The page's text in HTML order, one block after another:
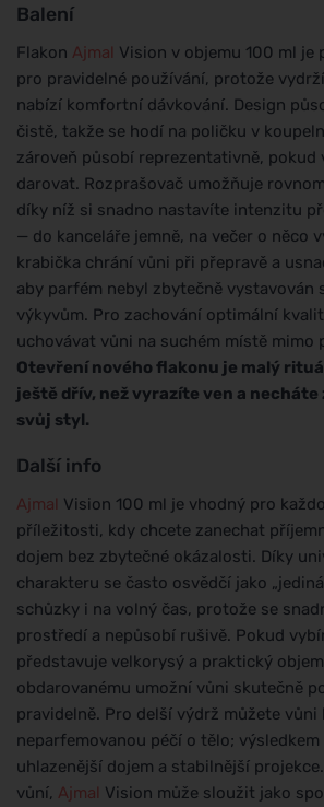
Balení
Flakon Ajmal Vision v objemu 100 ml je
pro pravidelné používání, protože
nabízí komfortní dávkování. Design
čistě, takže se hodí na poličku v
zároveň působí reprezentativně, pokud
darovat. Rozprašovač umožňuje
díky níž si snadno nastavíte intenzitu
— do kanceláře jemně, na večer o něco
krabička chrání vůni při přepravě a
aby parfém nebyl zbytečně vystavován
výkyvům. Pro zachování optimální
uchovávat vůni na suchém místě mimo
Otevření nového flakonu je malý
ještě dřív, než vyrazíte ven a necháte
svůj styl.
Další info
Ajmal Vision 100 ml je vhodný pro
příležitosti, kdy chcete zanechat
dojem bez zbytečné okázalosti. Díky
charakteru se často osvědčí jako
schůzky i na volný čas, protože se
prostředí a nepůsobí rušivě. Pokud
představuje velkorysý a praktický
obdarovanému umožní vůni skutečně
pravidelně. Pro delší výdrž můžete vůni
neparfemovanou péčí o tělo;
uhlazenější dojem a stabilnější
vůní, Ajmal Vision může sloužit jako